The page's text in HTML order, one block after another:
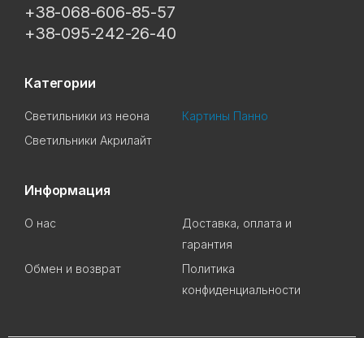
+38-068-606-85-57
+38-095-242-26-40
Категории
Светильники из неона
Картины Панно
Светильники Акрилайт
Информация
О нас
Доставка, оплата и
гарантия
Обмен и возврат
Политика
конфиденциальности